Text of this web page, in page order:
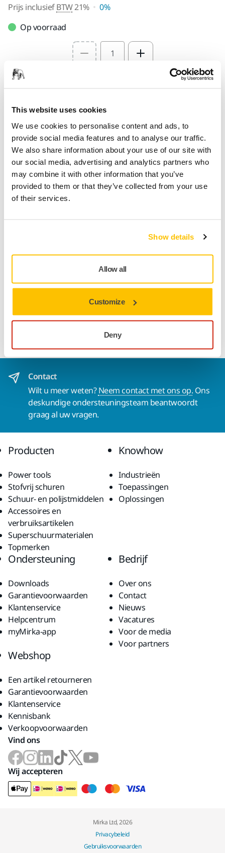
This website uses cookies
We use cookies to personalise content and ads, to
provide social media features and to analyse our traffic.
We also share information about your use of our site with
our social media, advertising and analytics partners who
may combine it with other information that you’ve
provided to them or that they’ve collected from your use
of their services.
Show details
Allow all
Customize
Deny
Prijs inclusiefBTW21%
0%
Op voorraad
Select quantity value
SPECIAAL VOOR U
Levering in Nederland
Geen verzendkosten bij bestellingen vanaf €49,90
incl. btw
Veilige betaling
Track & Trace
This grey colored cleaning cloth is gentle to the surface and
leaves less scratch marks. It has a very good absorption
capability and glides smoothly on the surface with very low
Contact
Wilt u meer weten?Neem contact met ons op. Ons
deskundige ondersteuningsteam beantwoordt
graag al uw vragen.
Producten
Power tools
Stofvrij schuren
Schuur- en polijstmiddelen
Accessoires en
verbruiksartikelen
Superschuurmaterialen
Topmerken
Knowhow
Industrieën
Toepassingen
Oplossingen
Ondersteuning
Downloads
Garantievoorwaarden
Klantenservice
Helpcentrum
myMirka-app
Bedrijf
Over ons
Contact
Nieuws
Vacatures
Voor de media
Voor partners
Webshop
Een artikel retourneren
Garantievoorwaarden
Klantenservice
Kennisbank
Verkoopvoorwaarden
Vind ons
Wij accepteren
Mirka Ltd, 2026
Privacybeleid
Gebruiksvoorwaarden